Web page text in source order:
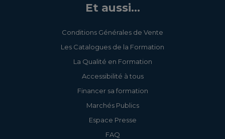
Et aussi...
Conditions Générales de Vente
Les Catalogues de la Formation
La Qualité en Formation
Accessibilité à tous
Financer sa formation
Marchés Publics
Espace Presse
FAQ